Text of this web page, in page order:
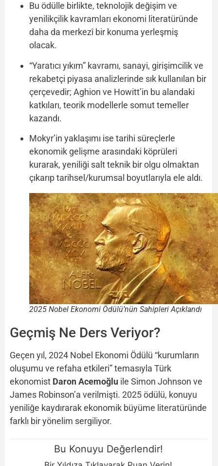
Bu ödülle birlikte, teknolojik değişim ve
yenilikçilik kavramları ekonomi literatüründe
daha da merkezî bir konuma yerleşmiş
olacak.
“Yaratıcı yıkım” kavramı, sanayi, girişimcilik ve
rekabetçi piyasa analizlerinde sık kullanılan bir
çerçevedir; Aghion ve Howitt’in bu alandaki
katkıları, teorik modellerle somut temeller
kazandı.
Mokyr’in yaklaşımı ise tarihi süreçlerle
ekonomik gelişme arasındaki köprüleri
kurarak, yeniliği salt teknik bir olgu olmaktan
çıkarıp tarihsel/kurumsal boyutlarıyla ele aldı.
2025 Nobel Ekonomi Ödülü’nün Sahipleri Açıklandı
Geçmiş Ne Ders Veriyor?
Geçen yıl, 2024 Nobel Ekonomi Ödülü “kurumların
oluşumu ve refaha etkileri” temasıyla Türk
ekonomist Daron Acemoğlu ile Simon Johnson ve
James Robinson’a verilmişti. 2025 ödülü, konuyu
yeniliğe kaydırarak ekonomik büyüme literatüründe
farklı bir yönelim sergiliyor.
Bu Konuyu Değerlendir!